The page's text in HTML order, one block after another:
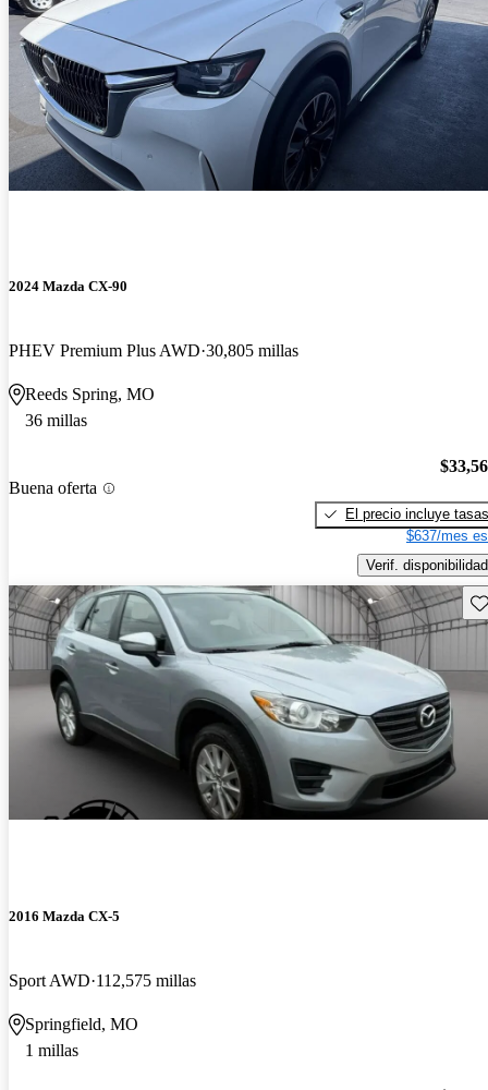
2024 Mazda CX-90
PHEV Premium Plus AWD 30,805 millas
Reeds Spring, MO
36 millas
Buena oferta
El precio incluye tasas
$637/mes
Verif. disponibilidad
2016 Mazda CX-5
Sport AWD 112,575 millas
Springfield, MO
1 millas